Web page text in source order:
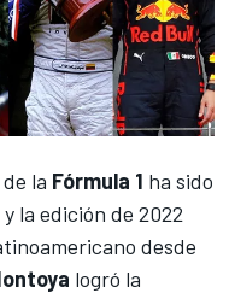
de la Fórmula 1 ha sido
la edición de 2022
desde
logró la